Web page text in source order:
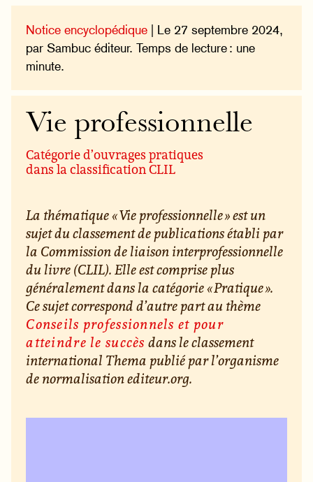
Notice encyclopédique | Le 27 septembre 2024,
par Sambuc éditeur. Temps de lecture : une
minute.
Vie professionnelle
Catégorie d’ouvrages pratiques
dans la classification CLIL
La thématique « Vie professionnelle » est un
sujet du classement de publications établi par
la Commission de liaison interprofessionnelle
du livre (CLIL). Elle est comprise plus
généralement dans la catégorie « Pratique ».
Ce sujet correspond d’autre part au thème
Conseils professionnels et pour
atteindre le succès dans le classement
international Thema publié par l’organisme
de normalisation editeur.org.